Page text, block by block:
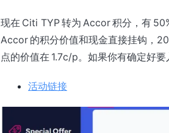
现在 Citi TYP 转为 Accor 积分，有
Accor 的积分价值和现金直接挂钩，
点的价值在 1.7c/p。如果你有确定好
活动链接